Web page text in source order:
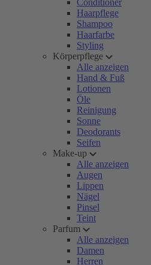
Conditioner
Haarpflege
Shampoo
Haarfarbe
Styling
Körperpflege
Alle anzeigen
Hand & Fuß
Lotionen
Öle
Reinigung
Sonne
Deodorants
Seifen
Make-up
Alle anzeigen
Augen
Lippen
Nägel
Pinsel
Teint
Parfum
Alle anzeigen
Damen
Herren